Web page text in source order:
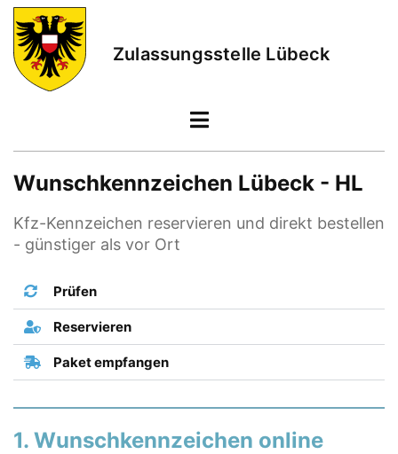
Zulassungsstelle Lübeck
Wunschkennzeichen Lübeck - HL
Kfz-Kennzeichen reservieren und direkt bestellen
- günstiger als vor Ort
Prüfen
Reservieren
Paket empfangen
1. Wunschkennzeichen online